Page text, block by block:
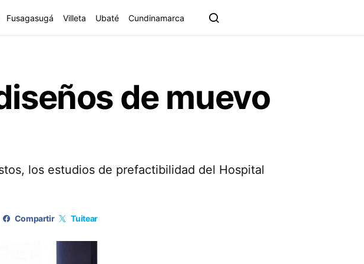
Fusagasugá Villeta Ubaté Cundinamarca
de muevo
los estudios de prefactibilidad del Hospital
Compartir Tuitear